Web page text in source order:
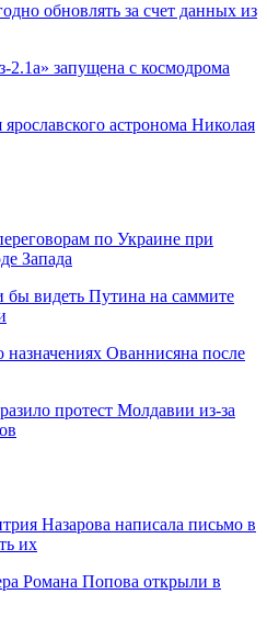
обновлять за счет данных из
2.1а» запущена с космодрома
астронома Николая
по Украине при
Запада
видеть Путина на саммите
назначениях Ованнисяна после
протест Молдавии из-за
Назарова написала письмо в
их
Романа Попова открыли в